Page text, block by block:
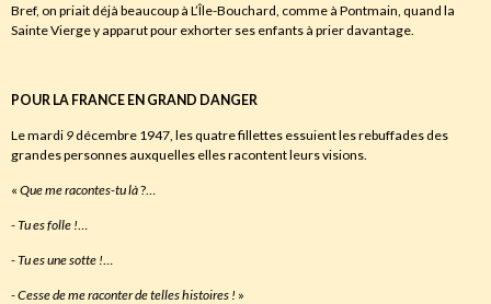
Bref, on priait déjà beaucoup à L’Île-Bouchard, comme à Pontmain, quand la
Sainte Vierge y apparut pour exhorter ses enfants à prier davantage.
POUR LA FRANCE EN GRAND DANGER
Le mardi 9décembre 1947, les quatre fillettes essuient les rebuffades des
grandes personnes auxquelles elles racontent leurs visions.
« Que me racontes-tu là?…
- Tu es folle !…
- Tu es une sotte !…
- Cesse de me raconter de telles histoires ! »